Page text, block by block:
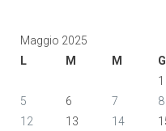
Maggio 2025
L
M M G
1
5
6 7 8
12
13 14